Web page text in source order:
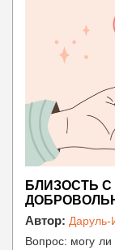
БЛИЗОСТЬ С
Автор:
Вопрос: могу ли